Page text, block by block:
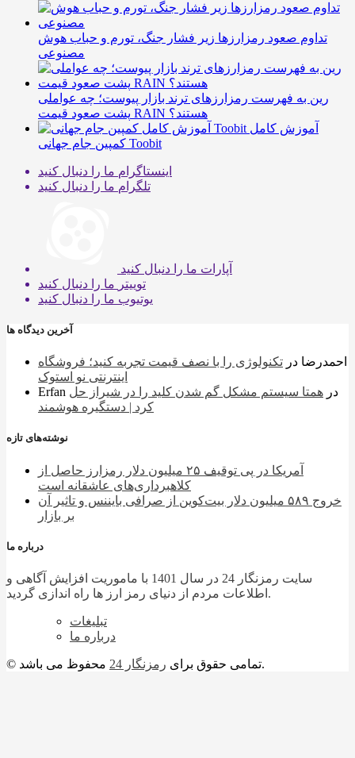
تداوم صعود رمزارزها زیر فشار جنگ، تورم و حباب هوش
مصنوعی
رین به فهرست رمزارزهای ترند بازار پیوست؛ چه عواملی
پشت صعود قیمت RAIN هستند؟
آموزش کامل
کمپین جام جهانی Toobit
اینستاگرام ما را دنبال کنید
تلگرام ما را دنبال کنید
آپارات ما را دنبال کنید
توییتر ما را دنبال کنید
یوتیوب ما را دنبال کنید
آخرین دیدگاه ها
احمدرضا در تکنولوژی را با نصف قیمت تجربه کنید؛ فروشگاه
اینترنتی نو استوک
Erfan
در همتا سیستم مشکل گم شدن کلید را در شیراز حل
کرد | دستگیره هوشمند
نوشته‌های تازه
آمریکا در پی توقیف ۲۵ میلیون دلار رمزارز حاصل از
کلاهبرداری‌های عاشقانه است
خروج ۵۸۹ میلیون دلار بیت‌کوین از صرافی بایننس و تاثیر آن
بر بازار
درباره ما
سایت رمزنگار 24 در سال 1401 با ماموریت افزایش آگاهی و
اطلاعات مردم از دنیای رمز ارز ها راه اندازی گردید.
تبلیغات
درباره ما
© تمامی حقوق برای رمزنگار 24 محفوظ می باشد.